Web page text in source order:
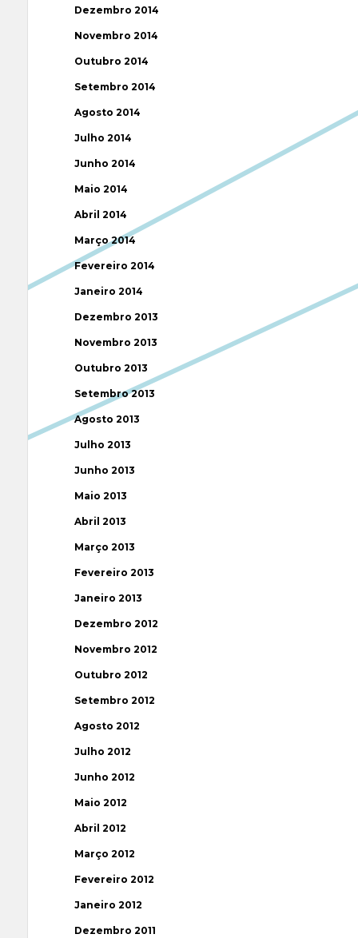
Dezembro 2014
Novembro 2014
Outubro 2014
Setembro 2014
Agosto 2014
Julho 2014
Junho 2014
Maio 2014
Abril 2014
Março 2014
Fevereiro 2014
Janeiro 2014
Dezembro 2013
Novembro 2013
Outubro 2013
Setembro 2013
Agosto 2013
Julho 2013
Junho 2013
Maio 2013
Abril 2013
Março 2013
Fevereiro 2013
Janeiro 2013
Dezembro 2012
Novembro 2012
Outubro 2012
Setembro 2012
Agosto 2012
Julho 2012
Junho 2012
Maio 2012
Abril 2012
Março 2012
Fevereiro 2012
Janeiro 2012
Dezembro 2011